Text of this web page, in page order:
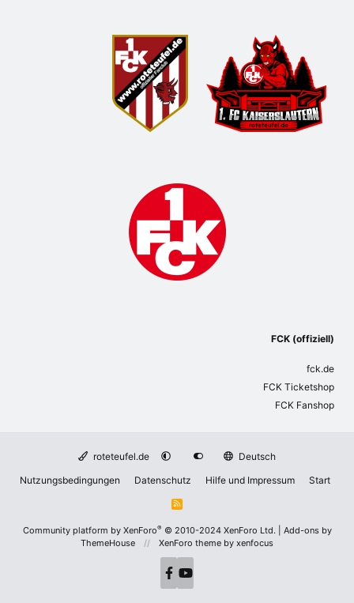
FCK (offiziell)
fck.de
FCK Ticketshop
FCK Fanshop
roteteufel.de
Deutsch
Nutzungsbedingungen
Datenschutz Hilfe und Impressum Start
R
Community platform by XenForo® © 2010-2024 XenForo Ltd.
Add-ons by
ThemeHouse
XenForo theme by xenfocus